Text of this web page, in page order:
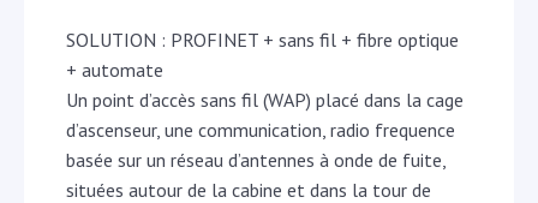
SOLUTION : PROFINET + sans fil + fibre optique
+ automate
Un point d’accès sans fil (WAP) placé dans la cage
d’ascenseur, une communication, radio frequence
basée sur un réseau d’antennes à onde de fuite,
situées autour de la cabine et dans la tour de